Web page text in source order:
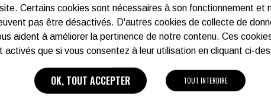
Notre graphiste connait les produits et les
votre service afin d’optimiser votre support
et de vos besoins d’image.
Vous souhaitez avoir
site. Certains cookies sont nécessaires à son fonctionnement et
pas être désactivés. D'autres cookies de collecte de
aident à améliorer la pertinence de notre contenu. Ces
activés que si vous consentez à leur utilisation en cliquant ci-
OK, TOUT ACCEPTER TOUT INTERDIRE